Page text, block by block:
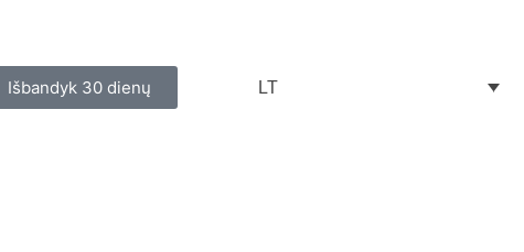
Išbandyk 30 dienų LT